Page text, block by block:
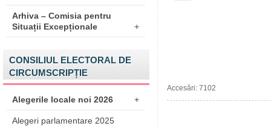
Arhiva – Comisia pentru
Situații Excepționale
+
CONSILIUL ELECTORAL DE
CIRCUMSCRIPȚIE
Alegerile locale noi 2026 +
Alegeri parlamentare 2025
Accesări: 7102